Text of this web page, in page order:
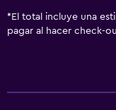
* El total incluye una
pagar al hacer check-